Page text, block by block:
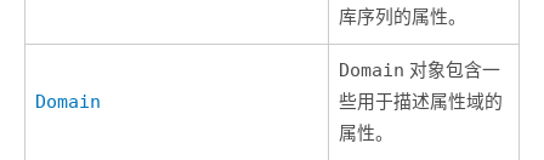
库序列的属性。
Domain
Domain 对象包含一
些用于描述属性域的
属性。